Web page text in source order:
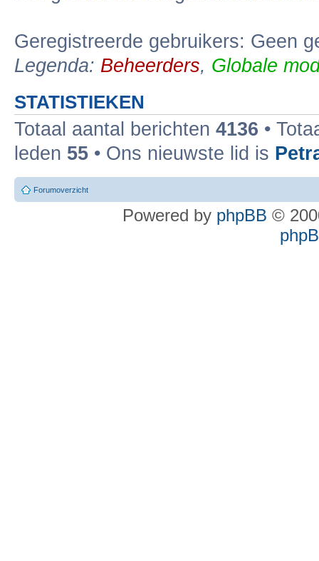
Geregistreerde gebruikers: Geen
Legenda: Beheerders, Globale
STATISTIEKEN
Totaal aantal berichten 4136 •
leden 55 • Ons nieuwste lid is
Forumoverzicht
Powered by phpBB ©